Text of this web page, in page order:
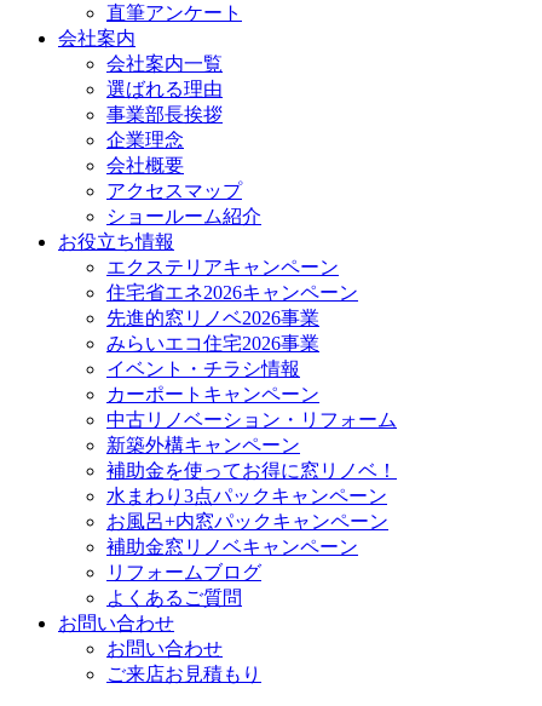
直筆アンケート
会社案内
会社案内一覧
選ばれる理由
事業部長挨拶
企業理念
会社概要
アクセスマップ
ショールーム紹介
お役立ち情報
エクステリアキャンペーン
住宅省エネ2026キャンペーン
先進的窓リノベ2026事業
みらいエコ住宅2026事業
イベント・チラシ情報
カーポートキャンペーン
中古リノベーション・リフォーム
新築外構キャンペーン
補助金を使ってお得に窓リノベ！
水まわり3点パックキャンペーン
お風呂+内窓パックキャンペーン
補助金窓リノベキャンペーン
リフォームブログ
よくあるご質問
お問い合わせ
お問い合わせ
ご来店お見積もり